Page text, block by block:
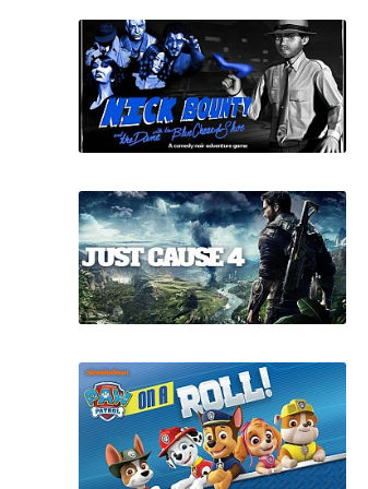
Nick Bounty and the Dame